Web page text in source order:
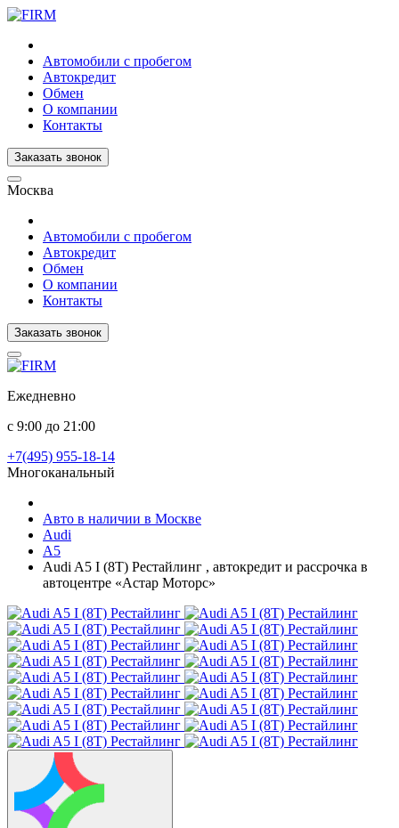
Автомобили с пробегом
Автокредит
Обмен
О компании
Контакты
Заказать звонок
Москва
Автомобили с пробегом
Автокредит
Обмен
О компании
Контакты
Заказать звонок
Ежедневно
с 9:00 до 21:00
+7(495) 955-18-14
Многоканальный
Авто в наличии в Москве
Audi
A5
Audi A5 I (8T) Рестайлинг , автокредит и рассрочка в
автоцентре «Астар Моторс»